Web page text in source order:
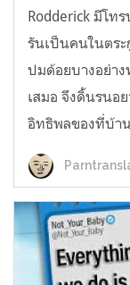
Rodderick มีโท
รันเป็นคนในตระ
ปมด้อยบางอย่าง
เสมอ จึงดิ้นรนอ
อิทธิพลของที่บ้า